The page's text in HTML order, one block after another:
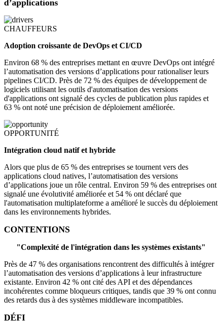
d’applications
CHAUFFEURS
Adoption croissante de DevOps et CI/CD
Environ 68 % des entreprises mettant en œuvre DevOps ont intégré
l’automatisation des versions d’applications pour rationaliser leurs
pipelines CI/CD. Près de 72 % des équipes de développement de
logiciels utilisant les outils d'automatisation des versions
d'applications ont signalé des cycles de publication plus rapides et
63 % ont noté une précision de déploiement améliorée.
OPPORTUNITÉ
Intégration cloud natif et hybride
Alors que plus de 65 % des entreprises se tournent vers des
applications cloud natives, l’automatisation des versions
d’applications joue un rôle central. Environ 59 % des entreprises ont
signalé une évolutivité améliorée et 54 % ont déclaré que
l'automatisation multiplateforme a amélioré le succès du déploiement
dans les environnements hybrides.
CONTENTIONS
"Complexité de l'intégration dans les systèmes existants"
Près de 47 % des organisations rencontrent des difficultés à intégrer
l’automatisation des versions d’applications à leur infrastructure
existante. Environ 42 % ont cité des API et des dépendances
incohérentes comme bloqueurs critiques, tandis que 39 % ont connu
des retards dus à des systèmes middleware incompatibles.
DÉFI